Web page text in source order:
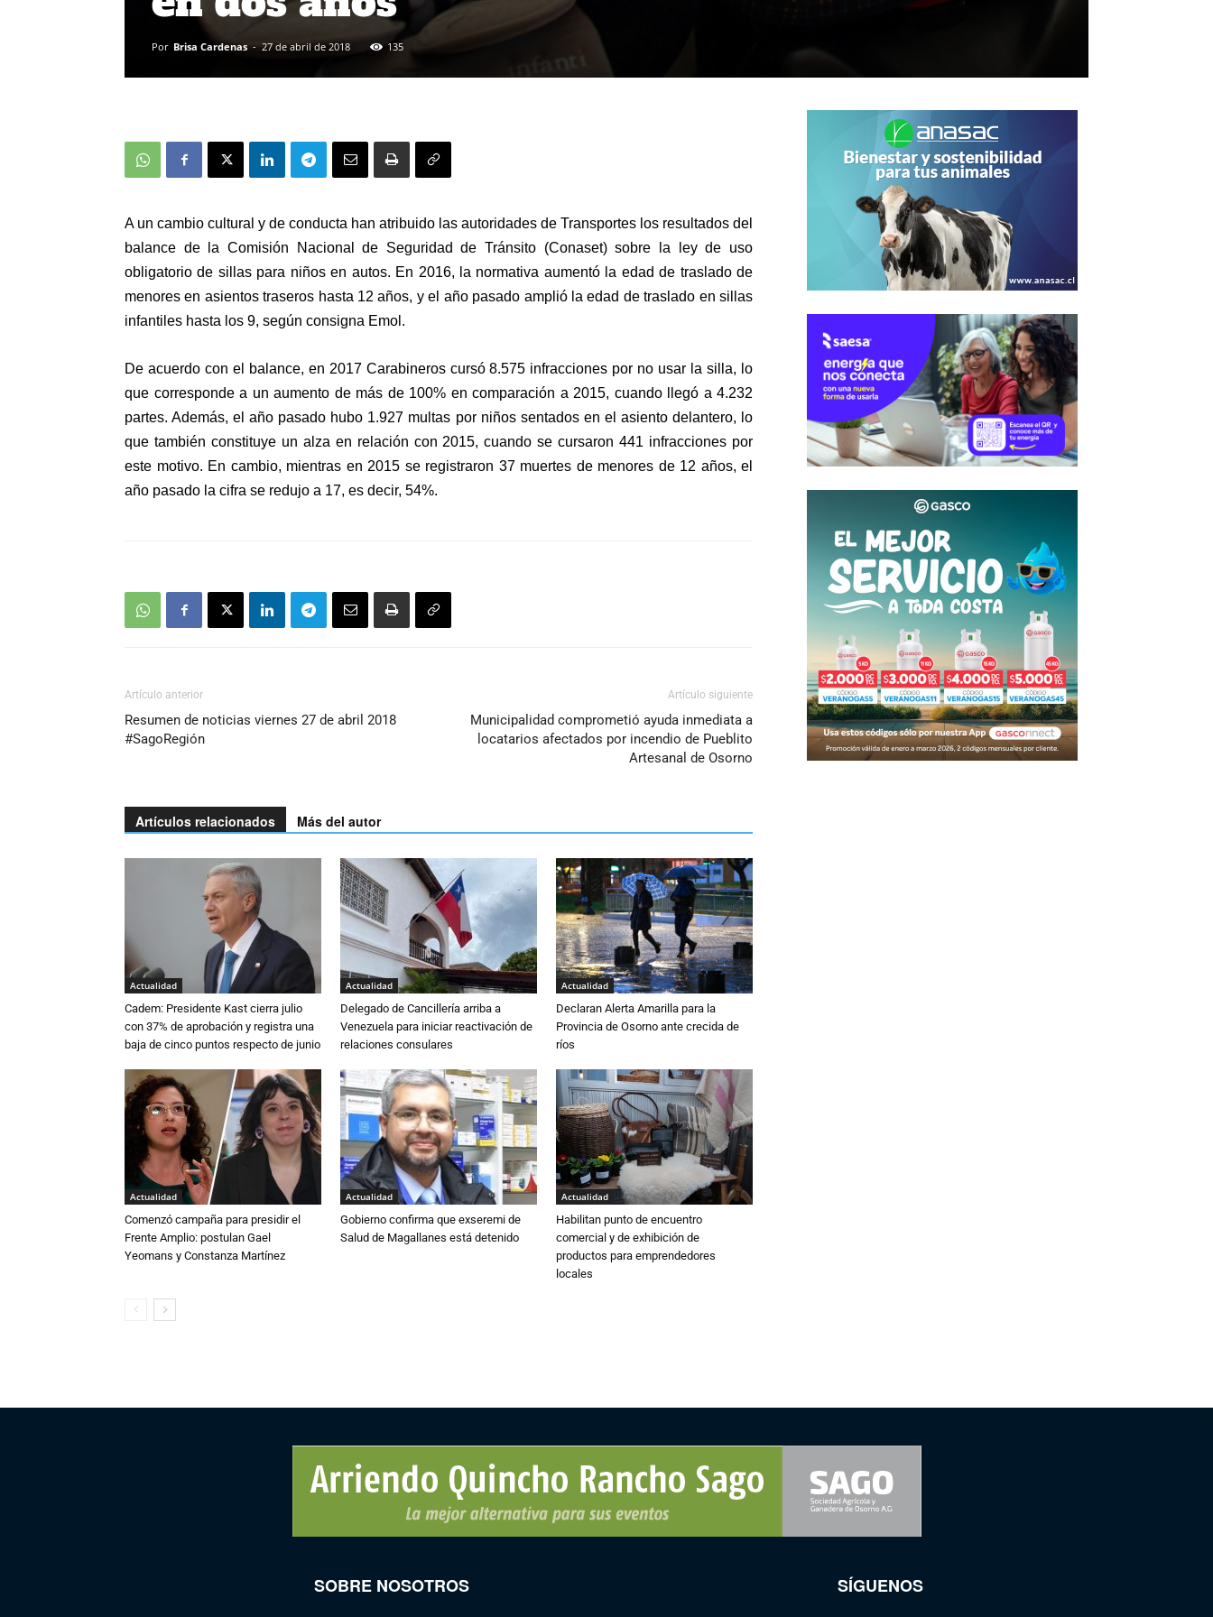
Por Brisa Cardenas - 27 de abril de 2018 135
A un cambio cultural y de conducta han atribuido las autoridades de Transportes los resultados del
balance de la Comisión Nacional de Seguridad de Tránsito (Conaset) sobre la ley de uso
obligatorio de sillas para niños en autos. En 2016, la normativa aumentó la edad de traslado de
menores en asientos traseros hasta 12 años, y el año pasado amplió la edad de traslado en sillas
infantiles hasta los 9, según consigna Emol.
De acuerdo con el balance, en 2017 Carabineros cursó 8.575 infracciones por no usar la silla, lo
que corresponde a un aumento de más de 100% en comparación a 2015, cuando llegó a 4.232
partes. Además, el año pasado hubo 1.927 multas por niños sentados en el asiento delantero, lo
que también constituye un alza en relación con 2015, cuando se cursaron 441 infracciones por
este motivo. En cambio, mientras en 2015 se registraron 37 muertes de menores de 12 años, el
año pasado la cifra se redujo a 17, es decir, 54%.
Artículo anterior
Resumen de noticias viernes 27 de abril 2018
#SagoRegión
Artículo siguiente
Municipalidad comprometió ayuda inmediata a
locatarios afectados por incendio de Pueblito
Artesanal de Osorno
Artículos relacionados Más del autor
Actualidad
Cadem: Presidente Kast cierra julio
con 37% de aprobación y registra una
baja de cinco puntos respecto de junio
Actualidad
Delegado de Cancillería arriba a
Venezuela para iniciar reactivación de
relaciones consulares
Actualidad
Declaran Alerta Amarilla para la
Provincia de Osorno ante crecida de
ríos
Actualidad
Comenzó campaña para presidir el
Frente Amplio: postulan Gael
Yeomans y Constanza Martínez
Actualidad
Gobierno confirma que exseremi de
Salud de Magallanes está detenido
Actualidad
Habilitan punto de encuentro
comercial y de exhibición de
productos para emprendedores
locales
SOBRE NOSOTROS SÍGUENOS